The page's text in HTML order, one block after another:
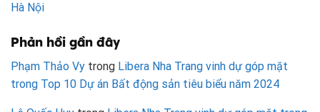
Hà Nội
Phản hồi gần đây
Phạm Thảo Vy trong Libera Nha Trang vinh dự góp mặt
trong Top 10 Dự án Bất động sản tiêu biểu năm 2024